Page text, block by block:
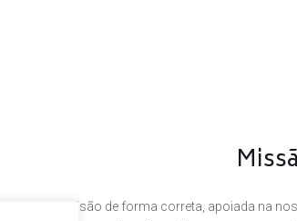
a nossa visão de forma correta, apoiada na